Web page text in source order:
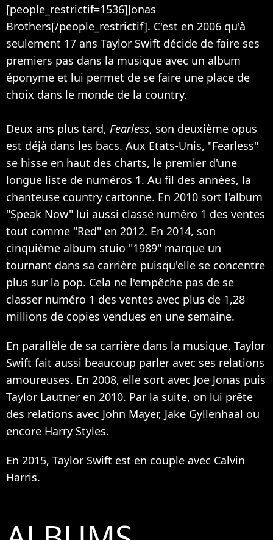
[people_restrictif=1536]Jonas
Brothers[/people_restrictif]. C'est en 2006 qu'à
seulement 17 ans Taylor Swift décide de faire ses
premiers pas dans la musique avec un album
éponyme et lui permet de se faire une place de
choix dans le monde de la country.
Deux ans plus tard, Fearless, son deuxième opus
est déjà dans les bacs. Aux Etats-Unis, "Fearless"
se hisse en haut des charts, le premier d'une
longue liste de numéros 1. Au fil des années, la
chanteuse country cartonne. En 2010 sort l'album
"Speak Now" lui aussi classé numéro 1 des ventes
tout comme "Red" en 2012. En 2014, son
cinquième album stuio "1989" marque un
tournant dans sa carrière puisqu'elle se concentre
plus sur la pop. Cela ne l'empêche pas de se
classer numéro 1 des ventes avec plus de 1,28
millions de copies vendues en une semaine.
En parallèle de sa carrière dans la musique, Taylor
Swift fait aussi beaucoup parler avec ses relations
amoureuses. En 2008, elle sort avec Joe Jonas puis
Taylor Lautner en 2010. Par la suite, on lui prête
des relations avec John Mayer, Jake Gyllenhaal ou
encore Harry Styles.
En 2015, Taylor Swift est en couple avec Calvin
Harris.